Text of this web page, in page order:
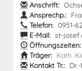
Anschrift:
Ansprechp.:
Telefon: 0951-
E-Mail: st-
Öffnungszeiten:
Träger: Kath.
Kontakt Tr.: